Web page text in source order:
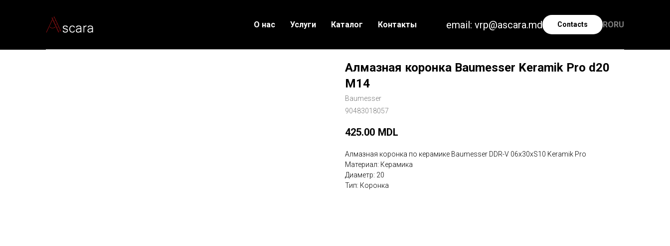
О нас Услуги Каталог Контакты email: vrp@ascara.md Contacts RO RU
Алмазная коронка Baumesser Keramik Pro d20
M14
Baumesser
90483018057
425.00 MDL
Алмазная коронка по керамике Baumesser DDR-V 06x30xS10 Keramik Pro
Материал: Керамика
Диаметр: 20
Тип: Коронка